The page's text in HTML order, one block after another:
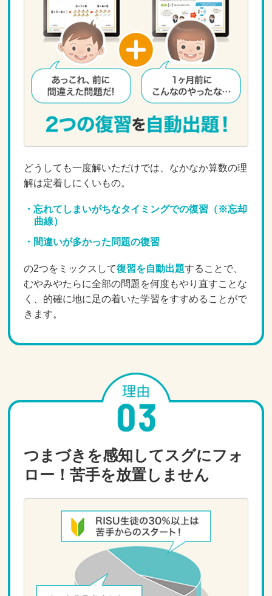
どうしても一度解いただけでは、なかなか算数の理
解は定着しにくいもの。
忘れてしまいがちなタイミングでの復習（※忘却
曲線）
間違いが多かった問題の復習
の2つをミックスして復習を自動出題することで、
むやみやたらに全部の問題を何度もやり直すことな
く、的確に地に足の着いた学習をすすめることがで
きます。
つまづきを感知してスグにフォ
ロー！苦手を放置しません